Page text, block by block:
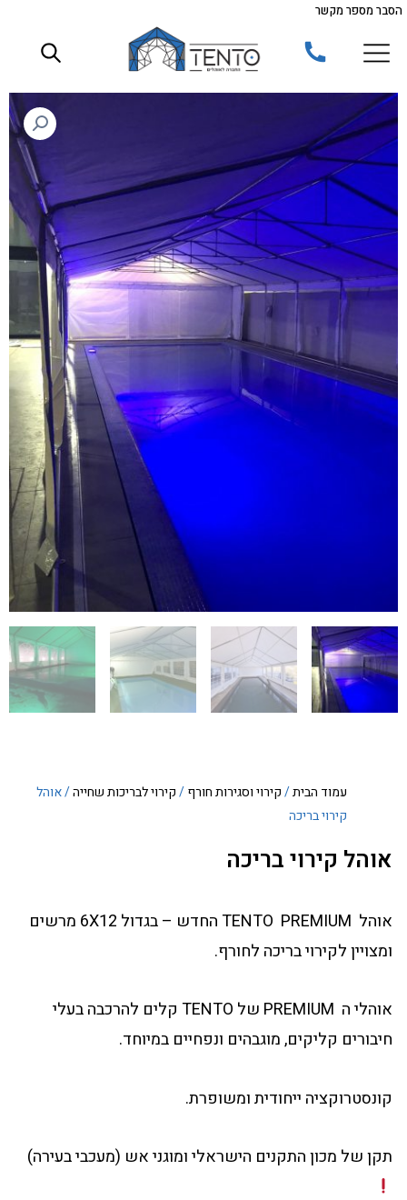
דילוג
לתוכן
הסבר מספר מקשר
עמוד הבית/קירוי וסגירות חורף/קירוי לבריכות שחייה/ אוהל
קירוי בריכה
אוהל קירוי בריכה
אוהל TENTO PREMIUM החדש – בגדול 6X12 מרשים
ומצויין לקירוי בריכה לחורף.
אוהלי ה PREMIUM של TENTO קלים להרכבה בעלי
חיבורים קליקים, מוגבהים ונפחיים במיוחד.
קונסטרוקציה ייחודית ומשופרת.
תקן של מכון התקנים הישראלי ומוגני אש (מעכבי בעירה)